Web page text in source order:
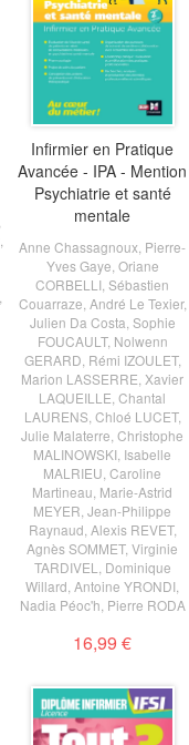
Infirmier en Pratique
Avancée - IPA - Mention
Psychiatrie et santé
mentale
Anne Chassagnoux Pierre-
Yves Gaye Oriane
CORBELLI Sébastien
Couarraze André Le Texier,
Julien Da Costa Sophie
FOUCAULT, Nolwenn
GERARD Rémi IZOULET,
Marion LASSERRE Xavier
LAQUEILLE Chantal
LAURENS, Chloé LUCET,
Julie Malaterre Christophe
MALINOWSKI Isabelle
MALRIEU Caroline
Martineau Marie-Astrid
MEYER Jean-Philippe
Raynaud Alexis REVET,
Agnès SOMMET, Virginie
TARDIVEL
Dominique
Willard Antoine YRONDI
Nadia Péoc'h Pierre RODA
16,99 €